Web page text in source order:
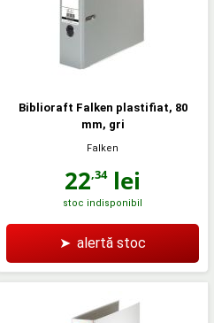
Biblioraft Falken plastifiat, 80
mm, gri
Falken
22,34lei
stoc indisponibil
➤ alertă stoc